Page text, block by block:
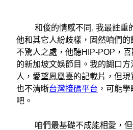
和俊的情感不同, 我最註重的
他和其它人紛歧樣，固然咱們
不驚人之處，他聽HIP-POP，
的新加坡文娛節目。我的餬口
人，愛望鳳凰臺的記載片，但
也不清晰台灣接碼平台 ，可能
吧。
咱們最基礎不成能相愛，但